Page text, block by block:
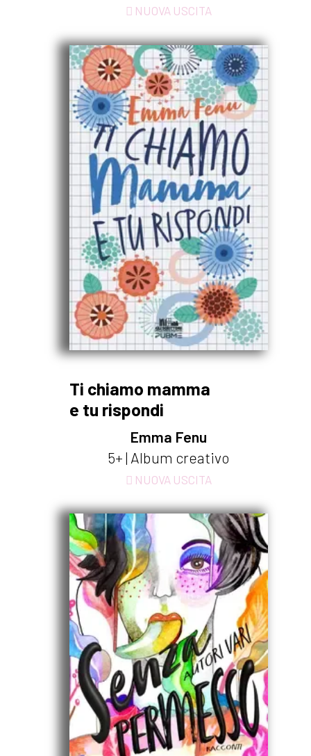
NUOVA USCITA
Ti chiamo mamma
e tu rispondi
Emma Fenu
5+ | Album creativo
NUOVA USCITA